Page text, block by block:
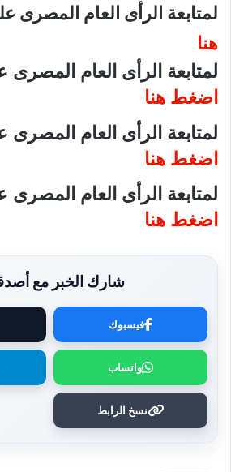
لمتابعة الرأى العام المصرى
هنا
لمتابعة الرأى العام المصرى
اضغط هنا
لمتابعة الرأى العام
اضغط هنا
لمتابعة الرأى العام
اضغط هنا
شارك الخبر مع
فيسبوك
واتساب
نسخ الرابط